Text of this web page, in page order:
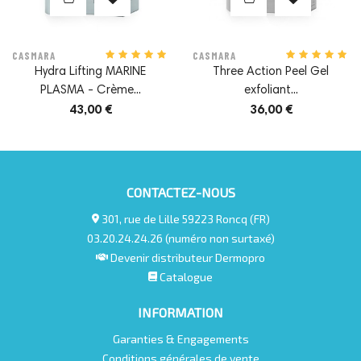
CASMARA
Hydra Lifting MARINE
PLASMA - Crème...
43,00 €
CASMARA
Three Action Peel Gel
exfoliant...
36,00 €
CONTACTEZ-NOUS
301, rue de Lille 59223 Roncq (FR)
03.20.24.24.26 (numéro non surtaxé)
Devenir distributeur Dermopro
Catalogue
INFORMATION
Garanties & Engagements
Conditions générales de vente